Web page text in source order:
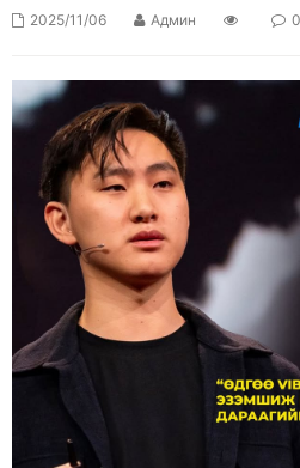
2025/11/06 Админ 0